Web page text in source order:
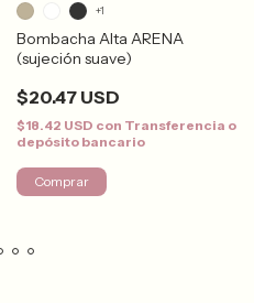
Bombacha Alta ARENA
(sujeción suave)
$20.47 USD
$18.42 USD con Transferencia o
depósito bancario
+1
Comprar